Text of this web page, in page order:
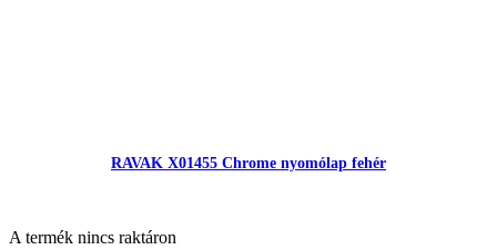
RAVAK X01455 Chrome nyomólap fehér
A termék nincs raktáron